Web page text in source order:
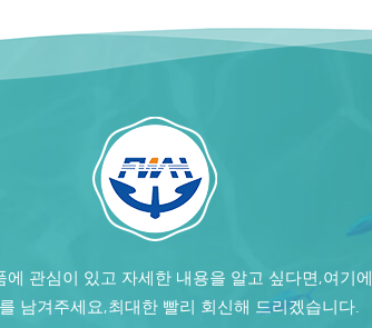
에 관심이 있고 자세한 내용을 알고 싶다면,여기에
남겨주세요,최대한 빨리 회신해 드리겠습니다.